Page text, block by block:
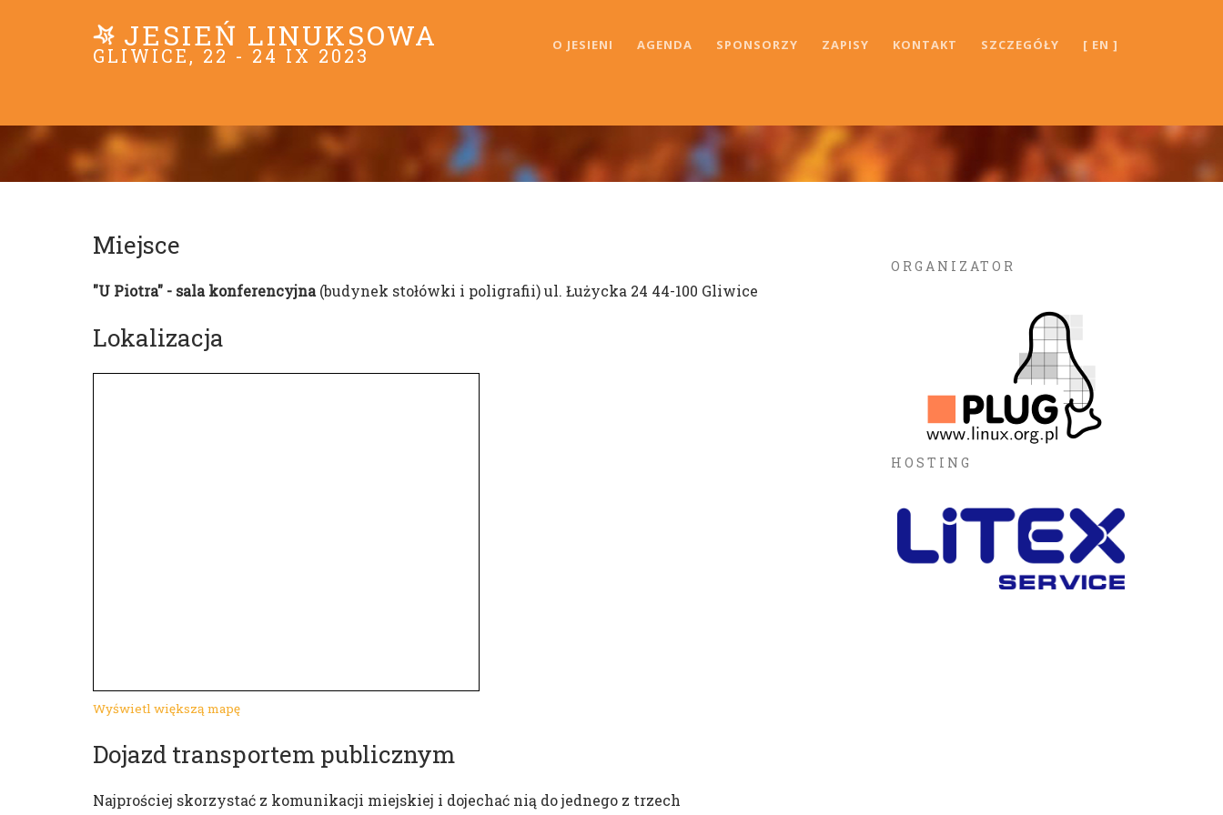
JESIEŃ LINUKSOWA
GLIWICE, 22 - 24 IX 2023 O JESIENI AGENDA SPONSORZY ZAPISY KONTAKT SZCZEGÓŁY [ EN ]
Miejsce
"U Piotra" - sala konferencyjna(budynek stołówki i poligrafii) ul. Łużycka 24 44-100 Gliwice
Lokalizacja
Wyświetl większą mapę
Dojazd transportem publicznym
Najprościej skorzystać z komunikacji miejskiej i dojechać nią do jednego z trzech
ORGANIZATOR
HOSTING